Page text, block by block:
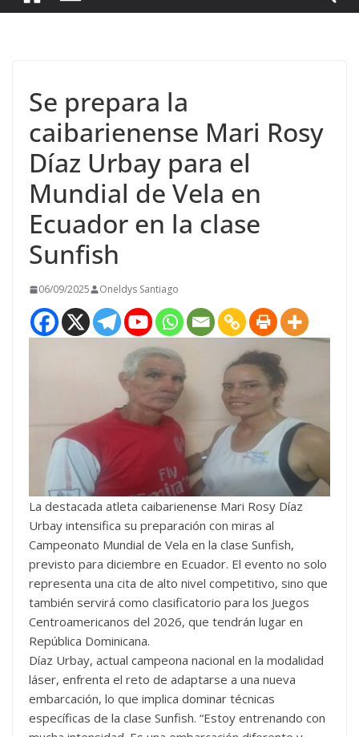
Se prepara la
caibarienense Mari Rosy
Díaz Urbay para el
Mundial de Vela en
Ecuador en la clase
Sunfish
06/09/2025 Oneldys Santiago
La destacada atleta caibarienense Mari Rosy Díaz
Urbay intensifica su preparación con miras al
Campeonato Mundial de Vela en la clase Sunfish,
previsto para diciembre en Ecuador. El evento no solo
representa una cita de alto nivel competitivo, sino que
también servirá como clasificatorio para los Juegos
Centroamericanos del 2026, que tendrán lugar en
República Dominicana.
Díaz Urbay, actual campeona nacional en la modalidad
láser, enfrenta el reto de adaptarse a una nueva
embarcación, lo que implica dominar técnicas
específicas de la clase Sunfish. “Estoy entrenando con